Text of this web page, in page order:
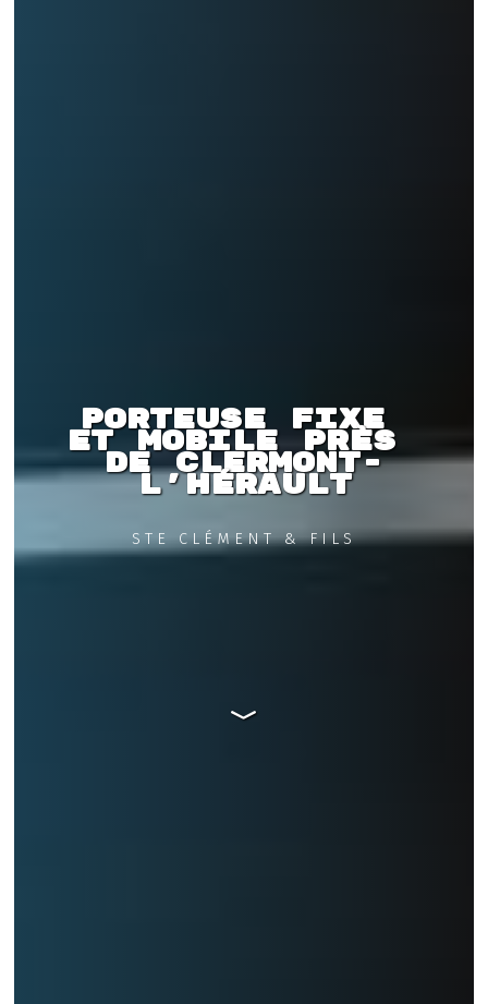
Porteuse fixe
et mobile près
de Clermont-
l'Hérault
STE CLÉMENT & FILS